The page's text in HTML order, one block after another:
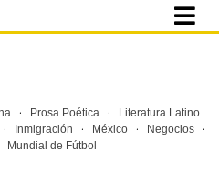
· Prosa Poética·
Literatura Latino
· Inmigración · México· Negocios·
Mundial de Fútbol